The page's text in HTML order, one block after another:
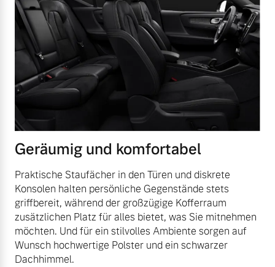
Geräumig und komfortabel
Praktische Staufächer in den Türen und diskrete
Konsolen halten persönliche Gegenstände stets
griffbereit, während der großzügige Kofferraum
zusätzlichen Platz für alles bietet, was Sie mitnehmen
möchten. Und für ein stilvolles Ambiente sorgen auf
Wunsch hochwertige Polster und ein schwarzer
Dachhimmel.